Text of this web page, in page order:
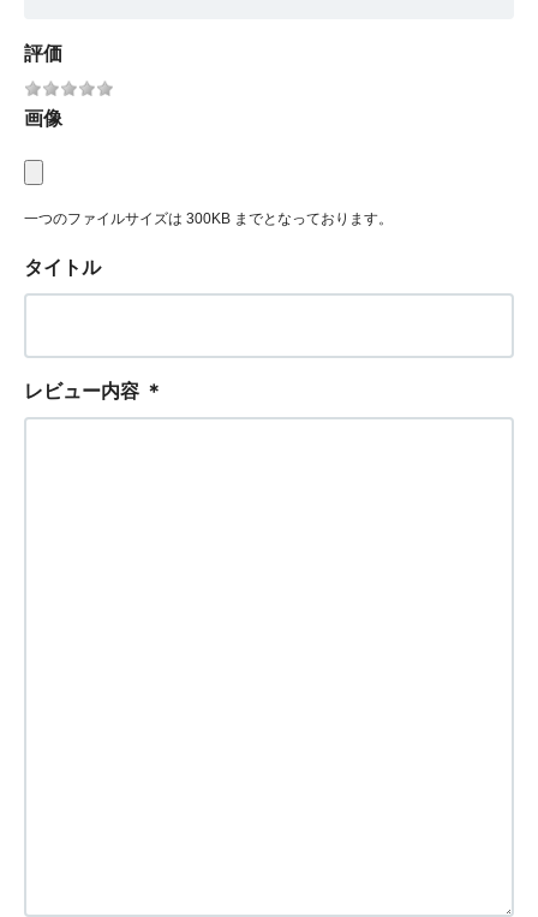
評価
画像
一つのファイルサイズは 300KB までとなっております。
タイトル
レビュー内容 ＊